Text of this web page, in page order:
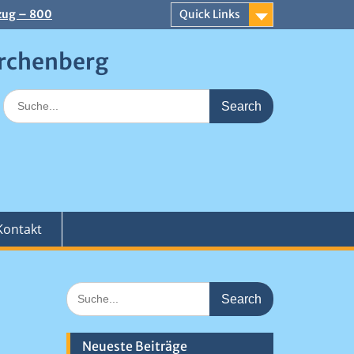
– 800
Quick Links
Search
for:
Search
for:
Neueste Beiträge